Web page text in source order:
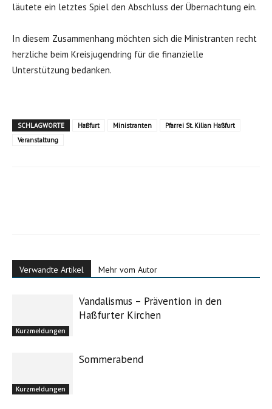
läutete ein letztes Spiel den Abschluss der Übernachtung ein.
In diesem Zusammenhang möchten sich die Ministranten recht
herzliche beim Kreisjugendring für die finanzielle
Unterstützung bedanken.
SCHLAGWORTE Haßfurt Ministranten
Pfarrei St. Kilian Haßfurt
Veranstaltung
Verwandte Artikel Mehr vom Autor
Kurzmeldungen
Vandalismus – Prävention in den
Haßfurter Kirchen
Kurzmeldungen
Sommerabend